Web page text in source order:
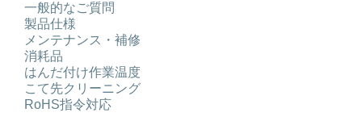
一般的なご質問
製品仕様
メンテナンス・補修
消耗品
はんだ付け作業温度
こて先クリーニング
RoHS指令対応